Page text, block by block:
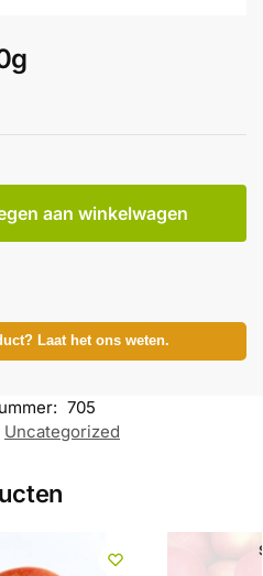
aan winkelwagen
Laat het ons weten.
705
Uncategorized